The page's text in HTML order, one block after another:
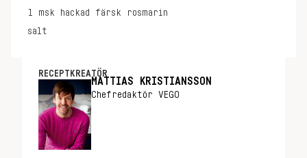
1 msk
hackad färsk rosmarin
salt
RECEPTKREATÖR
MATTIAS KRISTIANSSON
Chefredaktör VEGO